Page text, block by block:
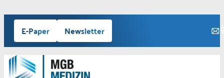
Zum
Inhalt
springen
E-Paper Newsletter